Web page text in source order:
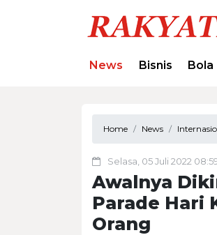
News Bisnis Bola
Home News
Selasa, 05 Juli 2022
Awalnya
Parade Hari
Orang